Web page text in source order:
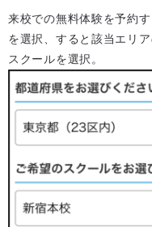
来校での無料体験を予約
を選択、すると該当エリ
スクールを選択。